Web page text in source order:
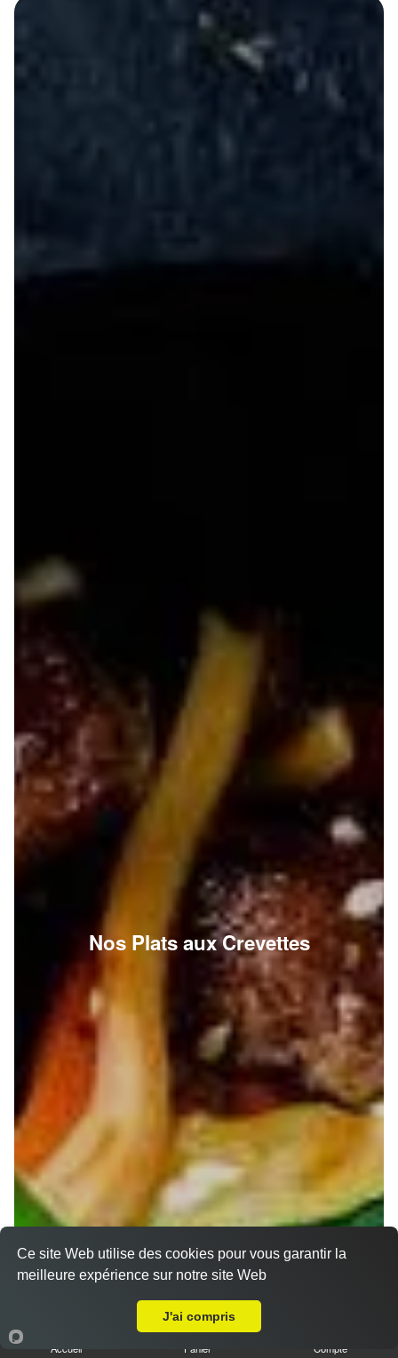
Nos Plats aux Crevettes
Accueil Panier Compte
Ce site Web utilise des cookies pour vous garantir la
meilleure expérience sur notre site Web
J'ai compris